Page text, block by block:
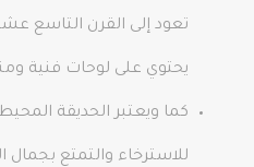
تعود إلى القرن التاسع
يحتوي على لوحات فنية
كما ويعتبر الحديقة
للاسترخاء والتمتع بجمال